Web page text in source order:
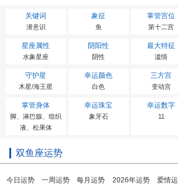
关键词
潜意识
象征
鱼
掌管宫位
第十二宫
星座属性
水象星座
阴阳性
阴性
最大特征
滥情
守护星
木星/海王星
幸运颜色
白色
三方宫
变动宫
掌管身体
脚、淋巴腺、组织
液、松果体
幸运珠宝
象牙石
幸运数字
11
双鱼座运势
今日运势 一周运势 每月运势 2026年运势 爱情运